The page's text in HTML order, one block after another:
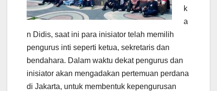
k
a
n Didis, saat ini para inisiator telah memilih
pengurus inti seperti ketua, sekretaris dan
bendahara. Dalam waktu dekat pengurus dan
inisiator akan mengadakan pertemuan perdana
di Jakarta, untuk membentuk kepengurusan